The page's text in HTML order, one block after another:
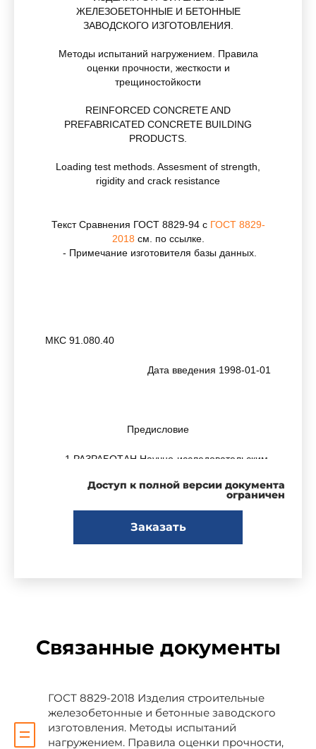
ЖЕЛЕЗОБЕТОННЫЕ И БЕТОННЫЕ
ЗАВОДСКОГО ИЗГОТОВЛЕНИЯ.
Методы испытаний нагружением. Правила
оценки прочности, жесткости и
трещиностойкости
REINFORCED CONCRETE AND
PREFABRICATED CONCRETE BUILDING
PRODUCTS.
Loading test methods. Assesment of strength,
rigidity and crack resistance
Текст Сравнения ГОСТ 8829-94 с ГОСТ 8829-
2018 см. по ссылке.
- Примечание изготовителя базы данных.
МКС 91.080.40
Дата введения 1998-01-01
Предисловие
1 РАЗРАБОТАН Научно-исследовательским,
институтом бетона и железобетона (НИИЖБ)
ВНЕСЕН Минстроем России
Наименование государства
Доступ к полной версии документа
ограничен
Заказать
Связанные документы
ГОСТ 8829-2018 Изделия строительные
железобетонные и бетонные заводского
изготовления. Методы испытаний
нагружением. Правила оценки прочности,